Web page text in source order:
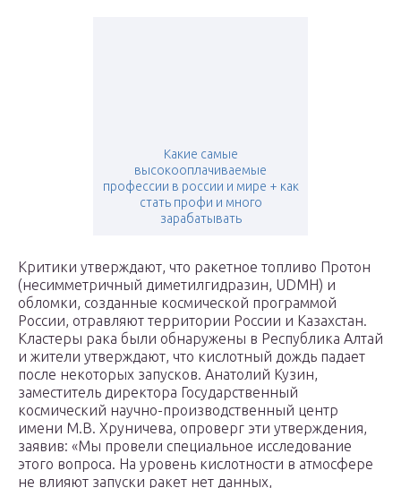
Какие самые
высокооплачиваемые
профессии в россии и мире + как
стать профи и много
зарабатывать
Критики утверждают, что ракетное топливо Протон
(несимметричный диметилгидразин, UDMH) и
обломки, созданные космической программой
России, отравляют территории России и Казахстан.
Кластеры рака были обнаружены в Республика Алтай
и жители утверждают, что кислотный дождь падает
после некоторых запусков. Анатолий Кузин,
заместитель директора Государственный
космический научно-производственный центр
имени М.В. Хруничева, опроверг эти утверждения,
заявив: «Мы провели специальное исследование
этого вопроса. На уровень кислотности в атмосфере
не влияют запуски ракет нет данных,